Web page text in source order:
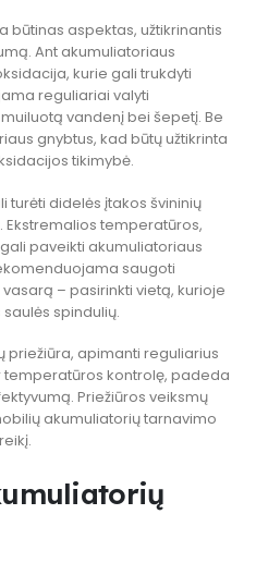
būtinas aspektas, užtikrinantis
Ant akumuliatoriaus
kurie gali trukdyti
reguliariai valyti
vandenį bei šepetį. Be
gnybtus, kad būtų užtikrinta
tikimybė.
turėti didelės įtakos švininių
temperatūros,
paveikti akumuliatoriaus
saugoti
– pasirinkti vietą, kurioje
spindulių.
priežiūra, apimanti reguliarius
temperatūros kontrolę, padeda
Priežiūros veiksmų
akumuliatorių tarnavimo